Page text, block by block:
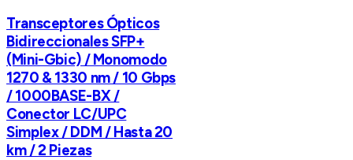
Transceptores Ópticos
Bidireccionales SFP+
(Mini-Gbic) / Monomodo
1270 & 1330 nm / 10 Gbps
/ 1000BASE-BX /
Conector LC/UPC
Simplex / DDM / Hasta 20
km / 2 Piezas